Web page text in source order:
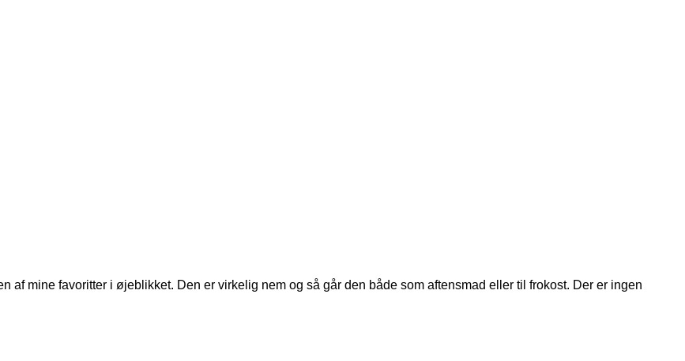
mine favoritter i øjeblikket. Den er virkelig nem og så går den både som aftensmad eller til frokost. Der er ingen